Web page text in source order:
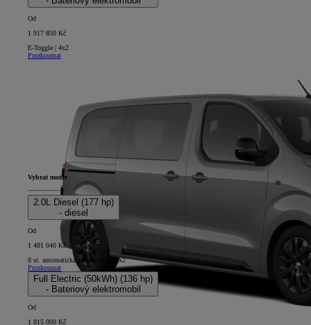
Od
1 917 850 Kč
E-Toggle | 4x2
Prozkoumat
Vybrat motor
2.0L Diesel (177 hp)
- diesel
Od
1 481 040 Kč
8 st. automatická převodovka | 4x2
Prozkoumat
Full Electric (50kWh) (136 hp)
- Bateriový elektromobil
Od
1 815 000 Kč